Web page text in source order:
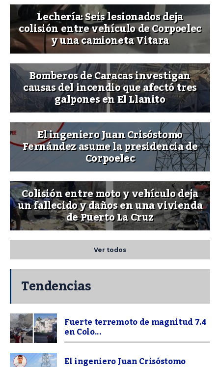
Lechería: Seis lesionados deja
colisión entre vehículo de Corpoelec
y una camioneta Vitara
Bomberos de Caracas investigan
causas del incendio que afectó tres
galpones en El Llanito
El ingeniero Juan Crisóstomo
Fernández asume la presidencia de
Corpoelec
Colisión entre moto y vehículo deja
un fallecido y daños en una vivienda
de Puerto La Cruz
Ver todos
Tendencias
Fuerte terremoto de magnitud 7.4
en Colo...
El ingeniero Juan Crisóstomo